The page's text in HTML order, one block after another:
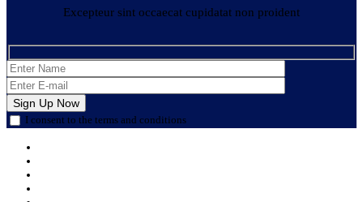
Excepteur sint occaecat cupidatat non proident
I consent to the terms and conditions